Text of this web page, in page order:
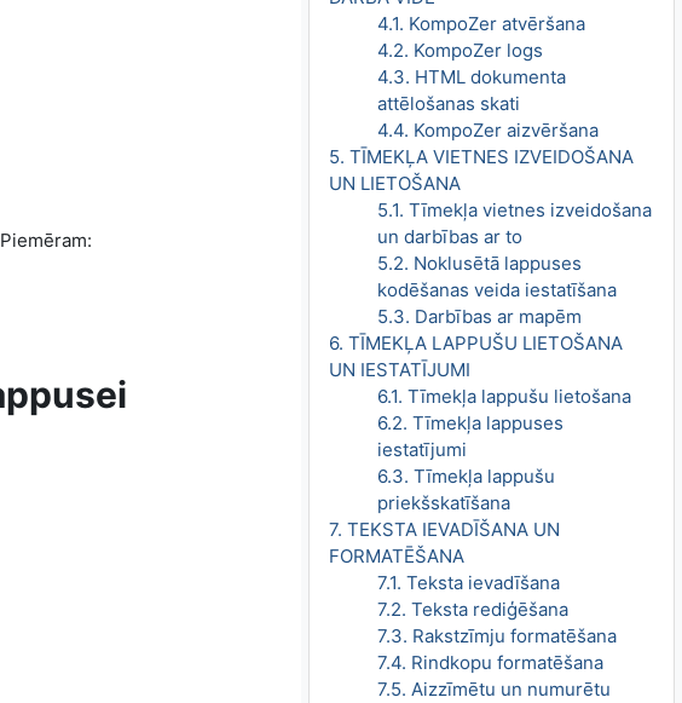
4.1. KompoZer atvēršana
4.2. KompoZer logs
4.3. HTML dokumenta
attēlošanas skati
4.4. KompoZer aizvēršana
5. TĪMEKĻA VIETNES IZVEIDOŠANA
UN LIETOŠANA
5.1. Tīmekļa vietnes izveidošana
un darbības ar to
5.2. Noklusētā lappuses
kodēšanas veida iestatīšana
5.3. Darbības ar mapēm
6. TĪMEKĻA LAPPUŠU LIETOŠANA
UN IESTATĪJUMI
6.1. Tīmekļa lappušu lietošana
6.2. Tīmekļa lappuses
iestatījumi
6.3. Tīmekļa lappušu
priekšskatīšana
7. TEKSTA IEVADĪŠANA UN
FORMATĒŠANA
7.1. Teksta ievadīšana
7.2. Teksta rediģēšana
7.3. Rakstzīmju formatēšana
7.4. Rindkopu formatēšana
7.5. Aizzīmētu un numurētu